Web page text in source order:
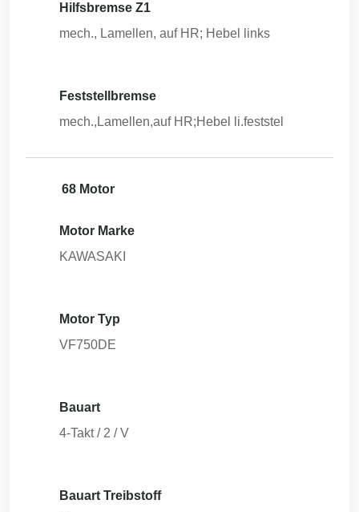
Hilfsbremse Z1
mech., Lamellen, auf HR; Hebel links
Feststellbremse
mech.,Lamellen,auf HR;Hebel li.feststel
68 Motor
Motor Marke
KAWASAKI
Motor Typ
VF750DE
Bauart
4-Takt / 2 / V
Bauart Treibstoff